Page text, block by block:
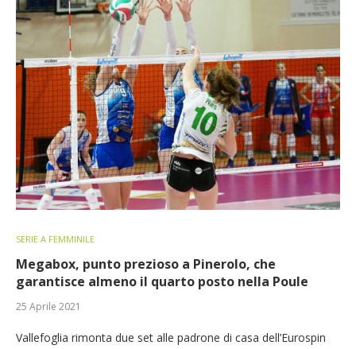
SERIE A FEMMINILE
Megabox, punto prezioso a Pinerolo, che
garantisce almeno il quarto posto nella Poule
25 Aprile 2021
Vallefoglia rimonta due set alle padrone di casa dell’Eurospin